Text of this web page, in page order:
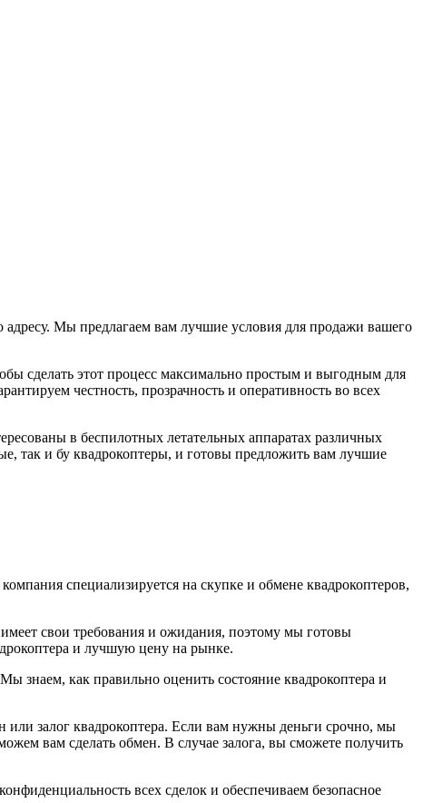
адресу. Мы предлагаем вам лучшие условия для продажи вашего
сделать этот процесс максимально простым и выгодным для
честность, прозрачность и оперативность во всех
в беспилотных летательных аппаратах различных
так и бу квадрокоптеры, и готовы предложить вам лучшие
специализируется на скупке и обмене квадрокоптеров,
свои требования и ожидания, поэтому мы готовы
и лучшую цену на рынке.
знаем, как правильно оценить состояние квадрокоптера и
залог квадрокоптера. Если вам нужны деньги срочно, мы
вам сделать обмен. В случае залога, вы сможете получить
всех сделок и обеспечиваем безопасное